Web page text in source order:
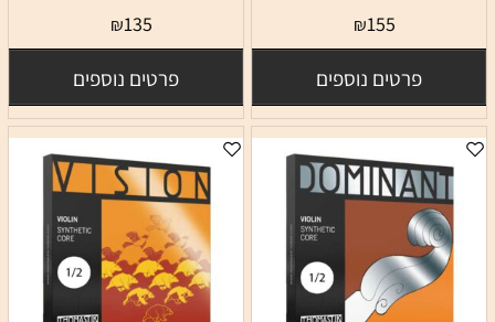
₪155
פרטים נוספים
₪135
פרטים נוספים